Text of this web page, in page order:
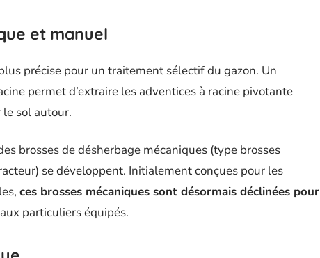
et manuel
précise pour un traitement sélectif du gazon. Un
permet d’extraire les adventices à racine pivotante
sol autour.
brosses de désherbage mécaniques (type brosses
se développent. Initialement conçues pour les
ces brosses mécaniques sont désormais déclinées pour
particuliers équipés.